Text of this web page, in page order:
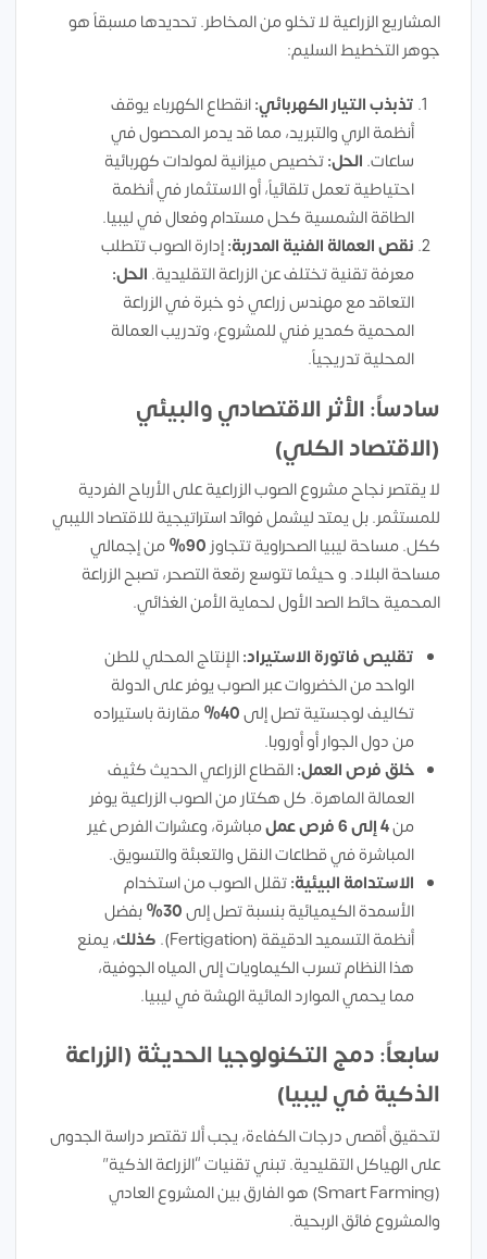
المشاريع الزراعية لا تخلو من المخاطر. تحديدها مسبقاً هو
جوهر التخطيط السليم:
تذبذب التيار الكهربائي:انقطاع الكهرباء يوقف
أنظمة الري والتبريد، مما قد يدمر المحصول في
ساعات. الحل:تخصيص ميزانية لمولدات كهربائية
احتياطية تعمل تلقائياً، أو الاستثمار في أنظمة
الطاقة الشمسية كحل مستدام وفعال في ليبيا.
نقص العمالة الفنية المدربة:إدارة الصوب تتطلب
معرفة تقنية تختلف عن الزراعة التقليدية. الحل:
التعاقد مع مهندس زراعي ذو خبرة في الزراعة
المحمية كمدير فني للمشروع، وتدريب العمالة
المحلية تدريجياً.
سادساً: الأثر الاقتصادي والبيئي
(الاقتصاد الكلي)
لا يقتصر نجاح مشروع الصوب الزراعية على الأرباح الفردية
للمستثمر. بل يمتد ليشمل فوائد استراتيجية للاقتصاد الليبي
ككل. مساحة ليبيا الصحراوية تتجاوز90%
من إجمالي
مساحة البلاد. و حيثما تتوسع رقعة التصحر، تصبح الزراعة
المحمية حائط الصد الأول لحماية الأمن الغذائي.
تقليص فاتورة الاستيراد:الإنتاج المحلي للطن
الواحد من الخضروات عبر الصوب يوفر على الدولة
تكاليف لوجستية تصل إلى40%
مقارنة باستيراده
من دول الجوار أو أوروبا.
خلق فرص العمل:القطاع الزراعي الحديث كثيف
العمالة الماهرة. كل هكتار من الصوب الزراعية يوفر
من4 إلى 6 فرص عمل
مباشرة، وعشرات الفرص غير
المباشرة في قطاعات النقل والتعبئة والتسويق.
الاستدامة البيئية:تقلل الصوب من استخدام
الأسمدة الكيميائية بنسبة تصل إلى30%
بفضل
أنظمة التسميد الدقيقة (Fertigation).
كذلك، يمنع
هذا النظام تسرب الكيماويات إلى المياه الجوفية،
مما يحمي الموارد المائية الهشة في ليبيا.
سابعاً: دمج التكنولوجيا الحديثة (الزراعة
الذكية في ليبيا)
لتحقيق أقصى درجات الكفاءة، يجب ألا تقتصر دراسة الجدوى
على الهياكل التقليدية. تبني تقنيات “الزراعة الذكية”
(Smart Farming) هو الفارق بين المشروع العادي
والمشروع فائق الربحية.